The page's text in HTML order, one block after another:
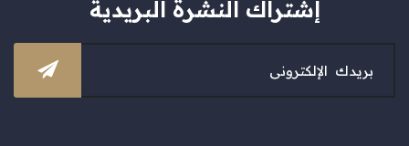
إشتراك النشرة البريدية